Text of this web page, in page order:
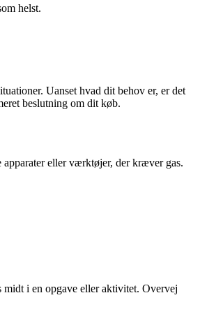
helst.
Uanset hvad dit behov er, er det
beslutning om dit køb.
eller værktøjer, der kræver gas.
midt i en opgave eller aktivitet. Overvej